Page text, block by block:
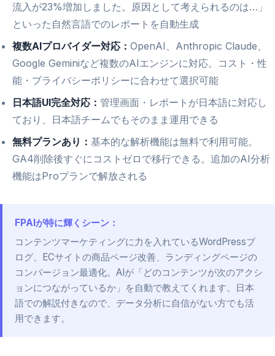
流入が23%増加しました。原因として考えられるのは…」
といった自然言語でのレポートを自動生成
複数AIプロバイダー対応： OpenAI、Anthropic Claude、
Google Geminiなど複数のAIエンジンに対応。コスト・性
能・プライバシーポリシーに合わせて選択可能
日本語UI完全対応： 管理画面・レポートが日本語に対応し
ており、日本語チームでもそのまま運用できる
無料プランあり： 基本的な解析機能は無料で利用可能。
GA4削除後すぐにコストゼロで移行できる。追加のAI分析
機能はProプランで解放される
FPAIが特に輝くシーン：
コンテンツマーケティングに力を入れているWordPressブ
ログ、ECサイトの商品ページ改善、ランディングページの
コンバージョン最適化。AIが「どのコンテンツが次のアクシ
ョンにつながっているか」を自動で教えてくれます。日本
語での解説付きなので、データ分析に自信がない方でも活
用できます。